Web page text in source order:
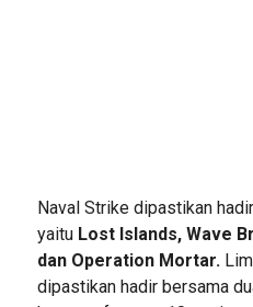
Naval Strike dipastikan
yaitu Lost Islands, Wave
dan Operation Mortar.
dipastikan hadir bersama